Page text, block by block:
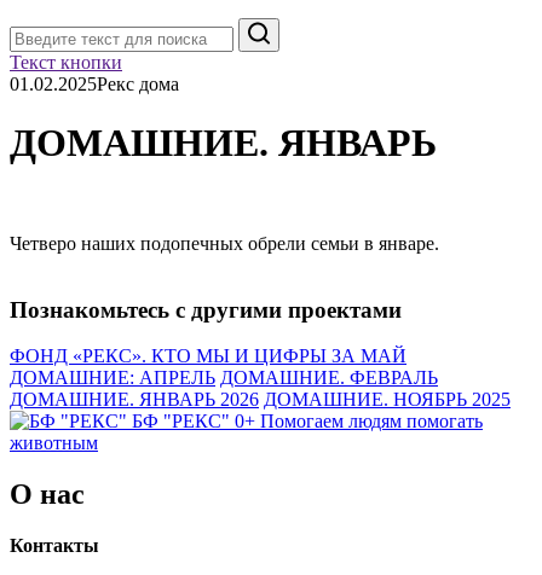
Поиск
Текст кнопки
01.02.2025Рекс дома
ДОМАШНИЕ. ЯНВАРЬ
Четверо наших подопечных обрели семьи в январе.
Познакомьтесь с другими проектами
ФОНД «РЕКС». КТО МЫ И ЦИФРЫ ЗА МАЙ
ДОМАШНИЕ: АПРЕЛЬ ДОМАШНИЕ. ФЕВРАЛЬ
ДОМАШНИЕ. ЯНВАРЬ 2026 ДОМАШНИЕ. НОЯБРЬ 2025
БФ "РЕКС" 0+ Помогаем людям помогать
животным
О нас
Контакты